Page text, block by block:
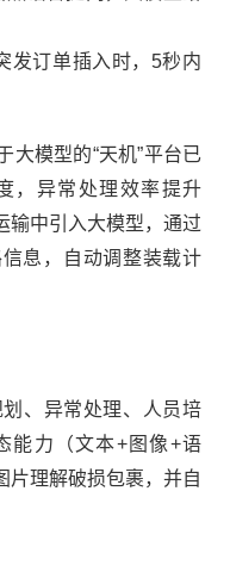
发订单插入时，5秒内
大模型的“天机”平台已
，异常处理效率提升
输中引入大模型，通过
息，自动调整装载计
、异常处理、人员培
能力（文本+图像+语
片理解破损包裹，并自